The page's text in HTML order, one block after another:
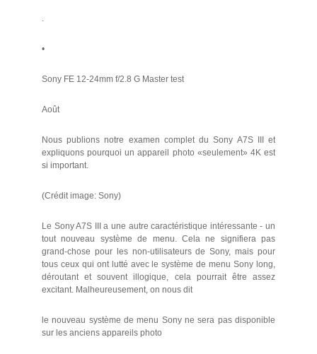
•
Sony FE 12-24mm f/2.8 G Master test
Août
Nous publions notre examen complet du Sony A7S III et
expliquons pourquoi un appareil photo «seulement» 4K est
si important.
(Crédit image: Sony)
Le Sony A7S III a une autre caractéristique intéressante - un
tout nouveau système de menu. Cela ne signifiera pas
grand-chose pour les non-utilisateurs de Sony, mais pour
tous ceux qui ont lutté avec le système de menu Sony long,
déroutant et souvent illogique, cela pourrait être assez
excitant. Malheureusement, on nous dit
le nouveau système de menu Sony ne sera pas disponible
sur les anciens appareils photo